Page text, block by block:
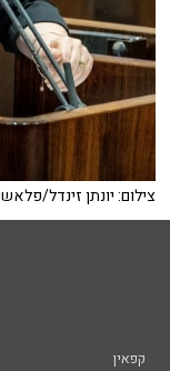
צילום: יונתן זינדל/פלאש90
קפאין